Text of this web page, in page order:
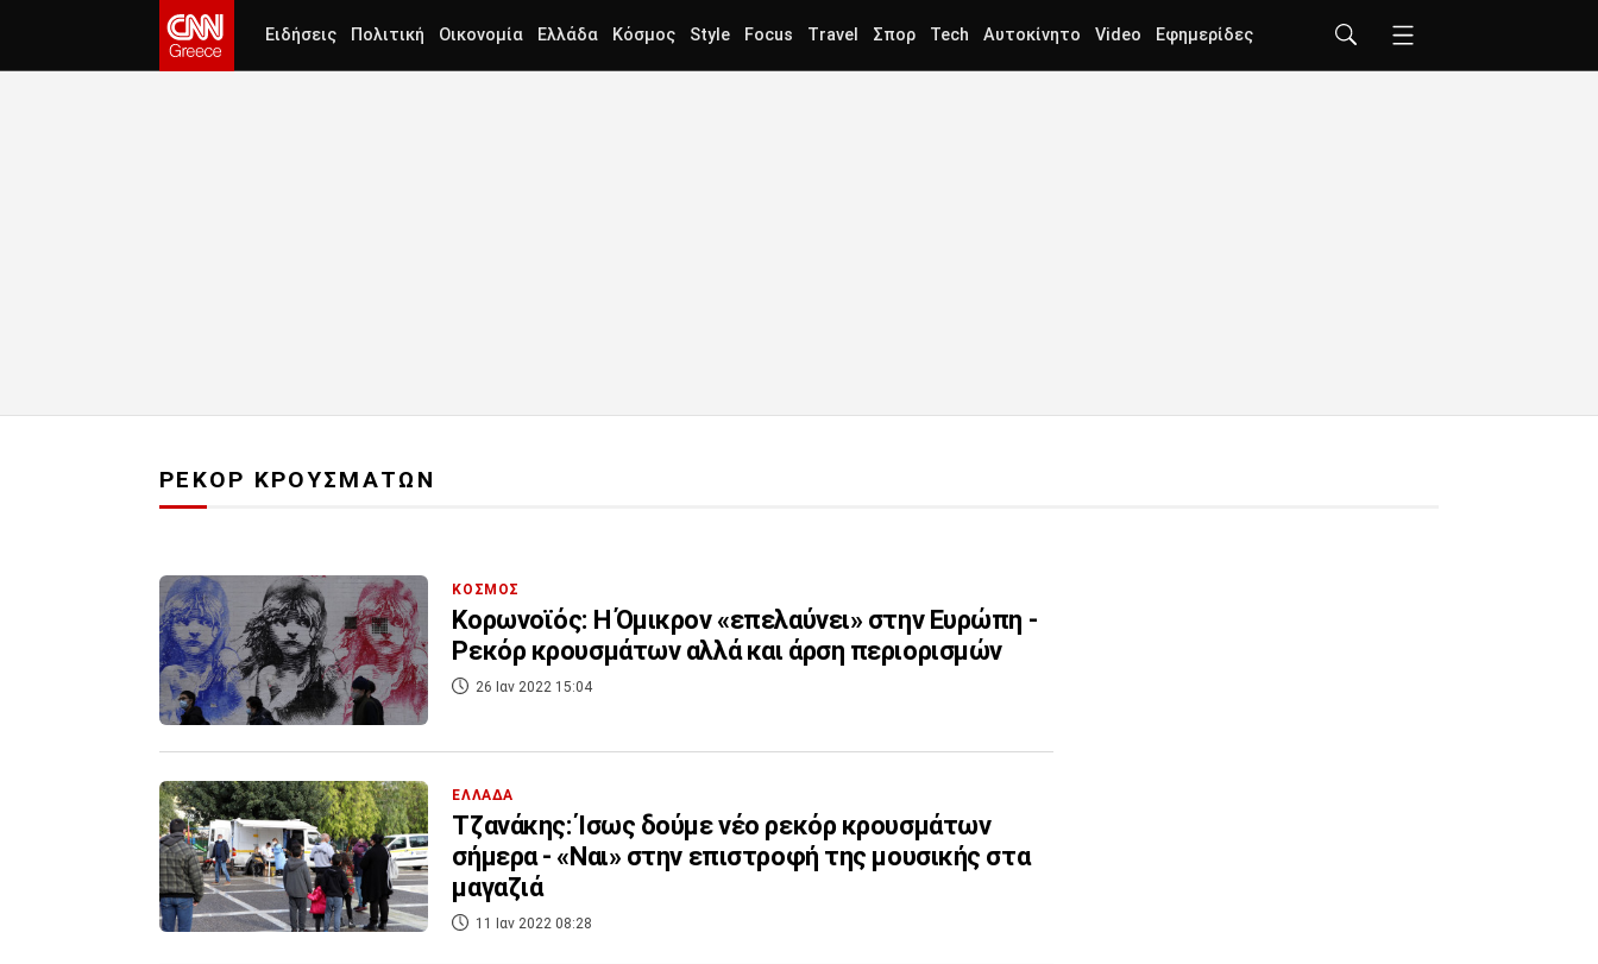
Ειδήσεις Πολιτική Οικονομία Ελλάδα Κόσμος Style Focus Travel Σπορ Tech Αυτοκίνητο Video Εφημερίδες
ΡΕΚΟΡ ΚΡΟΥΣΜΑΤΩΝ
ΚΟΣΜΟΣ
Κορωνοϊός: Η Όμικρον «επελαύνει» στην Ευρώπη -
Ρεκόρ κρουσμάτων αλλά και άρση περιορισμών
26 Ιαν 2022 15:04
ΕΛΛΑΔΑ
Τζανάκης: Ίσως δούμε νέο ρεκόρ κρουσμάτων
σήμερα - «Ναι» στην επιστροφή της μουσικής στα
μαγαζιά
11 Ιαν 2022 08:28